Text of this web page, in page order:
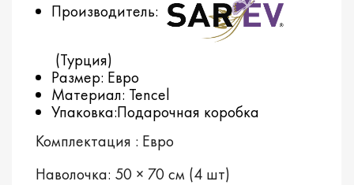
Производитель:
(Турция)
Размер: Евро
Материал: Tencel
Упаковка:Подарочная коробка
Комплектация : Евро
Наволочка: 50 × 70 см (4 шт)